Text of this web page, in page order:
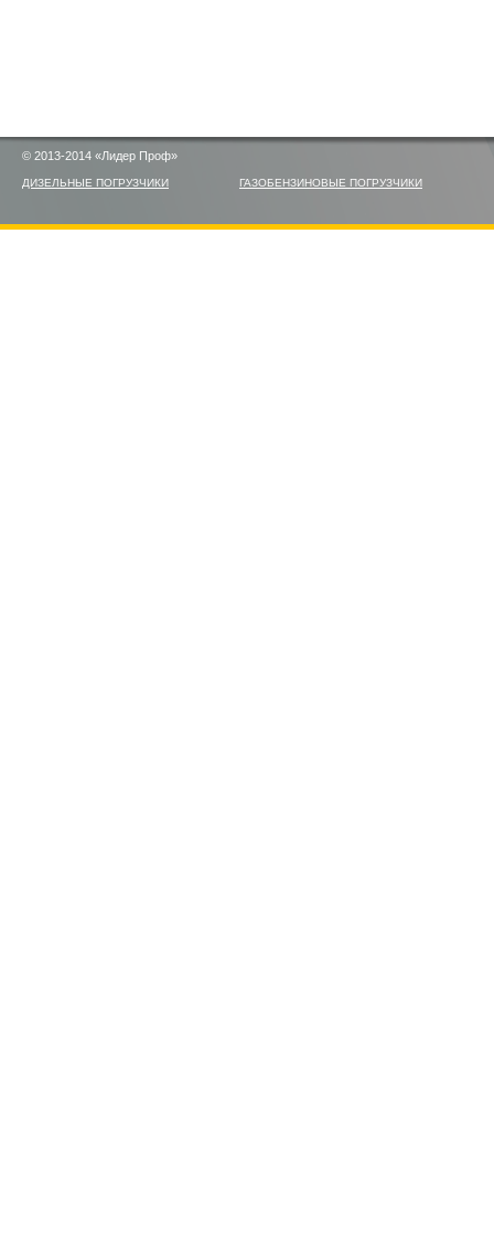
© 2013-2014 «Лидер Проф»
ДИЗЕЛЬНЫЕ ПОГРУЗЧИКИ ГАЗОБЕНЗИНОВЫЕ ПОГРУЗЧИКИ